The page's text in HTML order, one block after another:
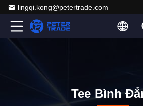
lingqi.kong@petertrade.com
Tee Bình